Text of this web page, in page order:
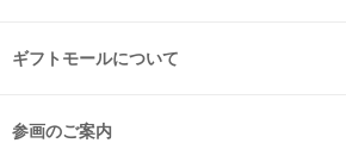
ギフトモールについて
参画のご案内